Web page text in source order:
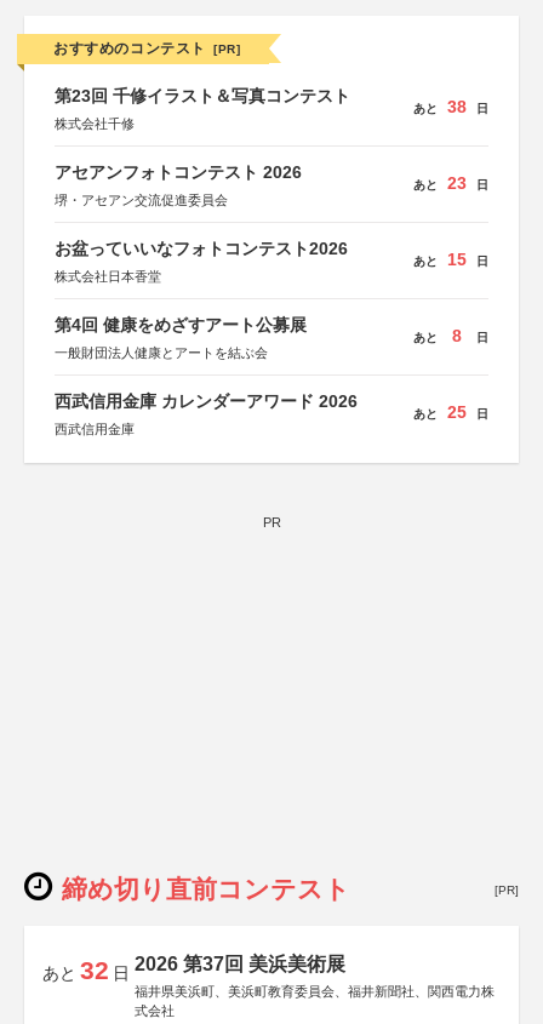
おすすめのコンテスト [PR]
第23回 千修イラスト＆写真コンテスト
株式会社千修
あと 38 日
アセアンフォトコンテスト 2026
堺・アセアン交流促進委員会
あと 23 日
お盆っていいなフォトコンテスト2026
株式会社日本香堂
あと 15 日
第4回 健康をめざすアート公募展
一般財団法人健康とアートを結ぶ会
あと 8 日
西武信用金庫 カレンダーアワード 2026
西武信用金庫
あと 25 日
PR
締め切り直前コンテスト [PR]
あと 32 日 2026 第37回 美浜美術展
福井県美浜町、美浜町教育委員会、福井新聞社、関西電力株
式会社